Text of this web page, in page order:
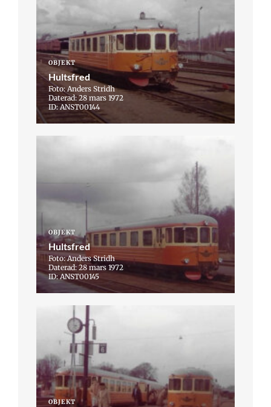
OBJEKT
Hultsfred
Foto: Anders Stridh
Daterad: 28 mars 1972
ID: ANST00144
OBJEKT
Hultsfred
Foto: Anders Stridh
Daterad: 28 mars 1972
ID: ANST00145
OBJEKT